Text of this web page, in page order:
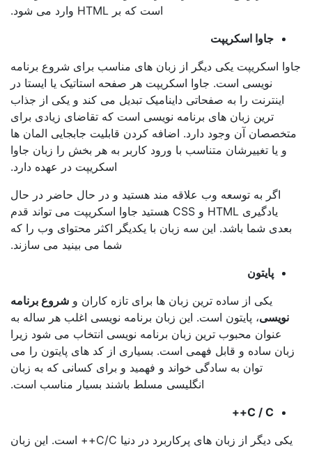
است که بر HTML وارد می شود.
جاوا اسکریپت
اسکریپت یکی دیگر از زبان های مناسب برای شروع برنامه
نویسی است. جاوا اسکریپت هر صفحه استاتیک یا ایستا در
را به صفحاتی داینامیک تبدیل می کند و یکی از جذاب
ترین زبان های برنامه نویسی است که تقاضای زیادی برای
آن وجود دارد. اضافه کردن قابلیت جابجایی المان ها
تغییرشان متناسب با ورود کاربر به هر بخش را زبان جاوا
اسکریپت در عهده دارد.
به توسعه وب علاقه مند هستید و در حال حاضر در حال
یادگیری HTML و CSS هستید جاوا اسکریپت می تواند قدم
شما باشد. این سه زبان با یکدیگر اکثر محتوای وب را که
شما می بینید می سازند.
پایتون
یکی از ساده ترین زبان ها برای تازه کاران وشروع برنامه
، پایتون است. این زبان برنامه نویسی اغلب هر ساله به
محبوب ترین زبان برنامه نویسی انتخاب می شود زیرا
ساده و قابل فهمی است. بسیاری از کد های پایتون را می
توان به سادگی خواند و فهمید و برای کسانی که به زبان
انگلیسی مسلط باشند بسیار مناسب است.
C / C++
یکی دیگر از زبان های پرکاربرد در دنیا C/C++ است. این زبان